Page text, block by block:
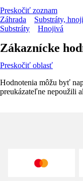
Preskočiť zoznam
Záhrada
Substráty,
Substráty
Hnojivá
Zákaznícke
Preskočiť oblasť
Hodnotenia môžu byť
preukázateľne nepoužili